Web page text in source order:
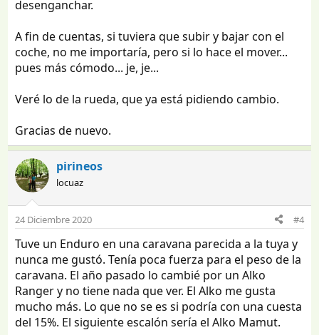
jockey alko premium, muy recomendable en todo caso,
desenganchar.
A fin de cuentas, si tuviera que subir y bajar con el
coche, no me importaría, pero si lo hace el mover...
pues más cómodo... je, je...
Veré lo de la rueda, que ya está pidiendo cambio.
Gracias de nuevo.
pirineos
locuaz
24 Diciembre 2020 #4
Tuve un Enduro en una caravana parecida a la tuya y
nunca me gustó. Tenía poca fuerza para el peso de la
caravana. El año pasado lo cambié por un Alko
Ranger y no tiene nada que ver. El Alko me gusta
mucho más. Lo que no se es si podría con una cuesta
del 15%. El siguiente escalón sería el Alko Mamut.